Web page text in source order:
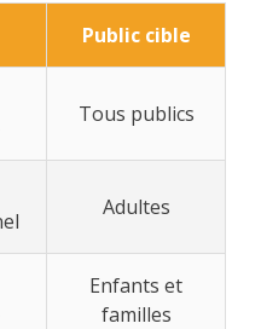
Public cible
Tous publics
Adultes
Enfants et
familles